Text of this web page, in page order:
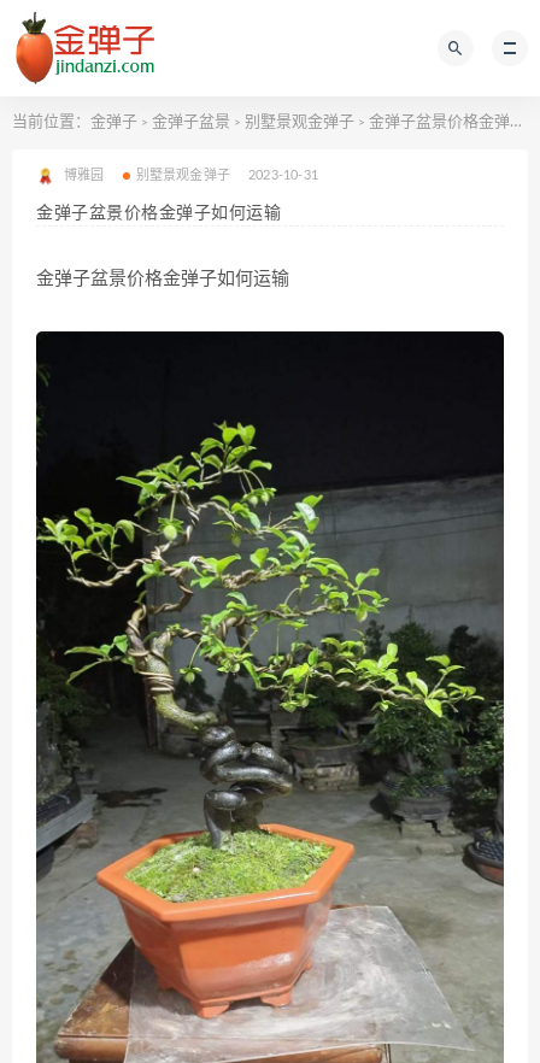
当前位置： 金弹子 > 金弹子盆景 > 别墅景观金弹子 > 金弹子盆景价格金弹子如何运输
博雅园 别墅景观金弹子 2023-10-31
金弹子盆景价格金弹子如何运输
金弹子盆景价格金弹子如何运输